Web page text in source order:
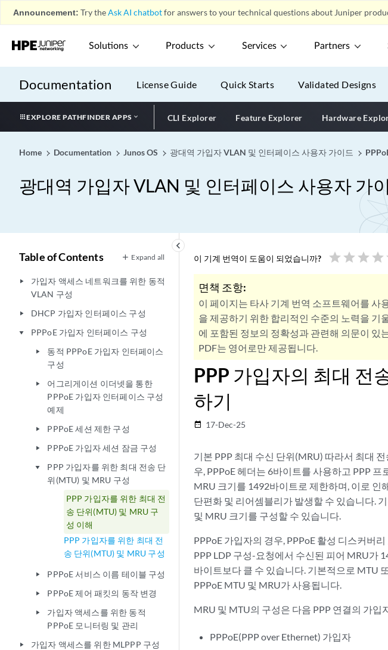
Announcement: Try theAsk AI chatbotfor answers to your technical questions about Juniper
Solutions Products Services Partners
Documentation License Guide Quick Starts Validated Designs
EXPLORE PATHFINDER APPS CLI Explorer Feature Explorer Hardware
Home Documentation Junos OS 광대역 가입자 VLAN 및 인터페이스 사용자 가이드
광대역 가입자 VLAN 및 인터페이스 사용자 가
keyboard_arrow_left
Table of Contents Expand all
play_arrow
가입자 액세스 네트워크를 위한 동적
VLAN 구성
play_arrow DHCP 가입자 인터페이스 구성
play_arrow PPPoE 가입자 인터페이스 구성
play_arrow
동적 PPPoE 가입자 인터페이스
구성
play_arrow
어그리게이션 이더넷을 통한
PPPoE 가입자 인터페이스 구성
예제
play_arrow PPPoE 세션 제한 구성
play_arrow PPPoE 가입자 세션 잠금 구성
play_arrow
PPP 가입자를 위한 최대 전송 단
위(MTU) 및 MRU 구성
PPP 가입자를 위한 최대 전
송 단위(MTU) 및 MRU 구
성 이해
PPP 가입자를 위한 최대 전
송 단위(MTU) 및 MRU 구성
play_arrow PPPoE 서비스 이름 테이블 구성
play_arrow PPPoE 제어 패킷의 동작 변경
play_arrow
가입자 액세스를 위한 동적
PPPoE 모니터링 및 관리
play_arrow 가입자 액세스를 위한 MLPPP 구성
이 기계 번역이 도움이 되었습니까? star star star star
면책 조항:
이 페이지는 타사 기계 번역 소프트웨어를 사
을 제공하기 위한 합리적인 수준의 노력을 기
에 포함된 정보의 정확성과 관련해 의문이 있
PDF는 영어로만 제공됩니다.
PPP 가입자의 최대 전
하기
date_range 17-Dec-25
기본 PPP 최대 수신 단위(MRU) 따라서 최대
우, PPPoE 헤더는 6바이트를 사용하고 PPP
MRU 크기를 1492바이트로 제한하며, 이로 인
단편화 및 리어셈블리가 발생할 수 있습니다.
및 MRU 크기를 구성할 수 있습니다.
PPPoE 가입자의 경우, PPPoE 활성 디스커버
PPP LDP 구성-요청에서 수신된 피어 MRU가
바이트보다 클 수 있습니다. 기본적으로 MTU
PPPoE MTU 및 MRU가 사용됩니다.
MRU 및 MTU의 구성은 다음 PPP 연결의 가입
PPPoE(PPP over Ethernet) 가입자